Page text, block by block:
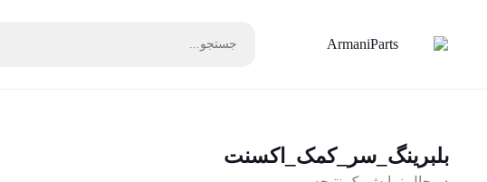
بلبرینگ_سر_کمک_اکسنت